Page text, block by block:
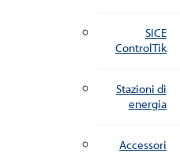
SICE
ControlTik
Stazioni di
energia
Accessori